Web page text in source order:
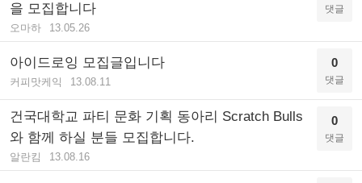
을 모집합니다
오마하 13.05.26
댓글
아이드로잉 모집글입니다
커피맛케익 13.08.11
0
댓글
건국대학교 파티 문화 기획 동아리 Scratch Bulls
와 함께 하실 분들 모집합니다.
알란킴 13.08.16
0
댓글